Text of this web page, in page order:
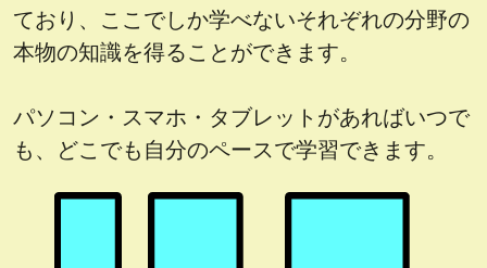
ており、ここでしか学べないそれぞれの分野の
本物の知識を得ることができます。
パソコン・スマホ・タブレットがあればいつで
も、どこでも自分のペースで学習できます。